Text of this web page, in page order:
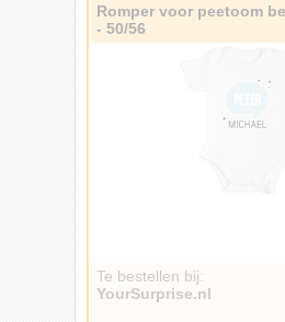
Romper voor peetoom
- 50/56
Te bestellen bij:
YourSurprise.nl